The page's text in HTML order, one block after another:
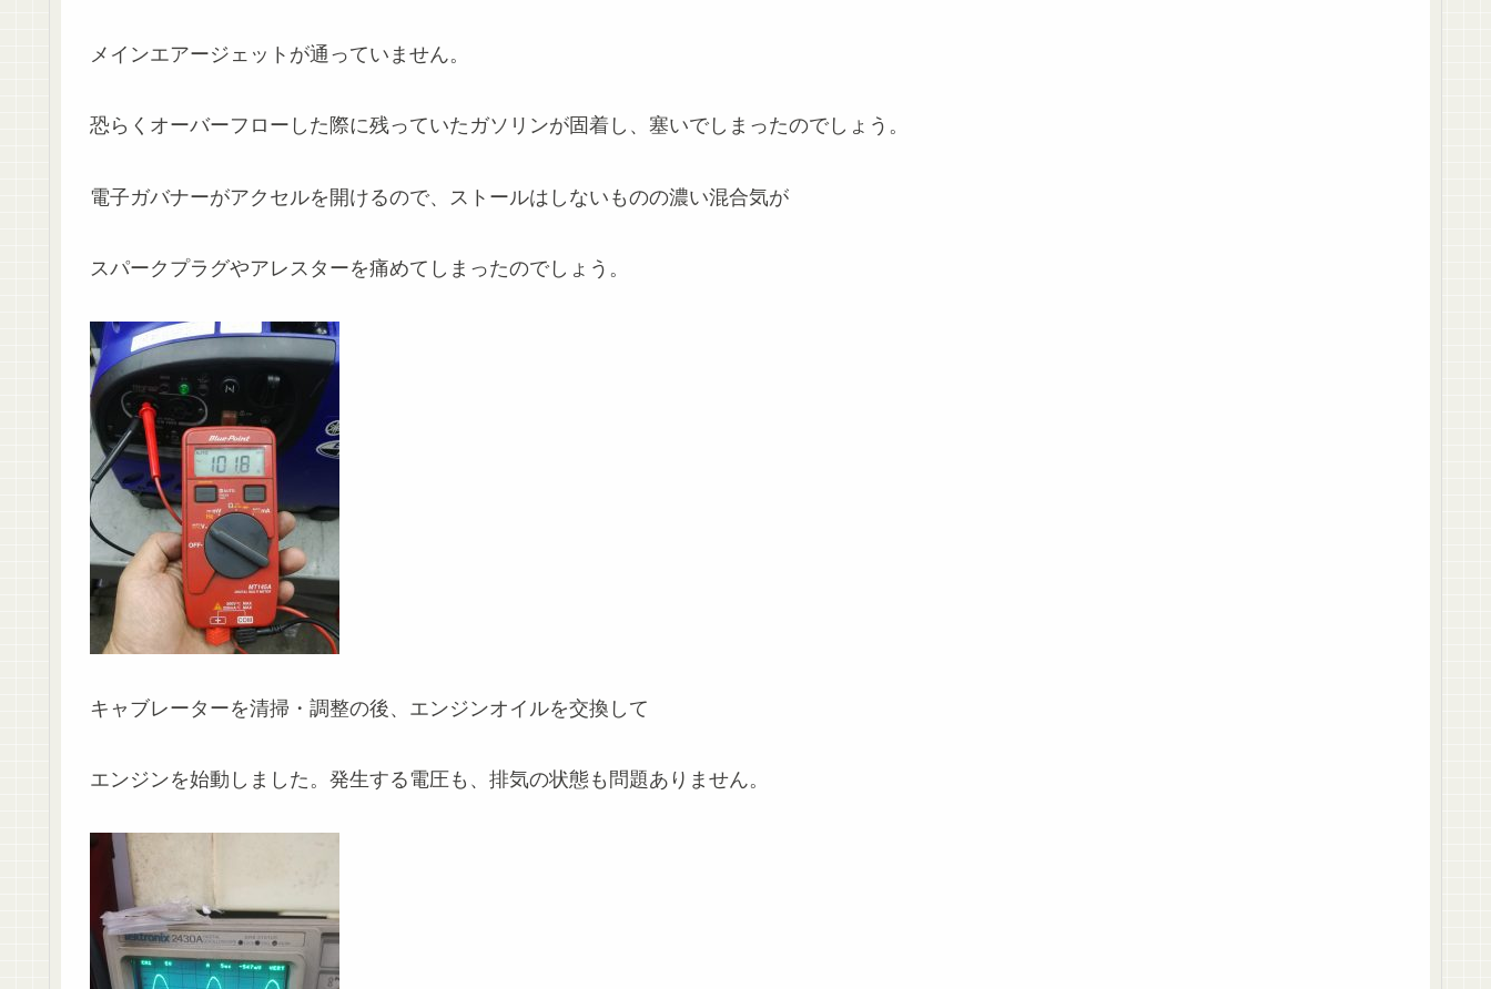
メインエアージェットが通っていません。
恐らくオーバーフローした際に残っていたガソリンが固着し、塞いでしまったのでしょう。
電子ガバナーがアクセルを開けるので、ストールはしないものの濃い混合気が
スパークプラグやアレスターを痛めてしまったのでしょう。
キャブレーターを清掃・調整の後、エンジンオイルを交換して
エンジンを始動しました。発生する電圧も、排気の状態も問題ありません。